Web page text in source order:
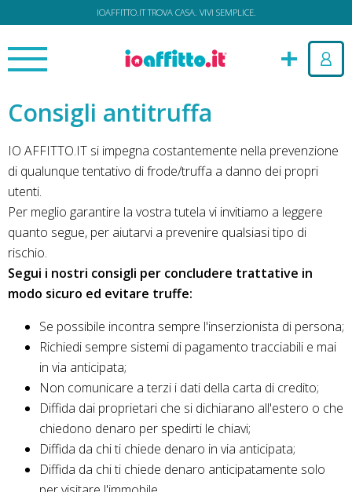
IOAFFITTO.IT TROVA CASA. VIVI SEMPLICE.
Consigli antitruffa
IO AFFITTO.IT si impegna costantemente nella prevenzione
di qualunque tentativo di frode/truffa a danno dei propri
utenti.
Per meglio garantire la vostra tutela vi invitiamo a leggere
quanto segue, per aiutarvi a prevenire qualsiasi tipo di
rischio.
Segui i nostri consigli per concludere trattative in
modo sicuro ed evitare truffe:
Se possibile incontra sempre l'inserzionista di persona;
Richiedi sempre sistemi di pagamento tracciabili e mai
in via anticipata;
Non comunicare a terzi i dati della carta di credito;
Diffida dai proprietari che si dichiarano all'estero o che
chiedono denaro per spedirti le chiavi;
Diffida da chi ti chiede denaro in via anticipata;
Diffida da chi ti chiede denaro anticipatamente solo